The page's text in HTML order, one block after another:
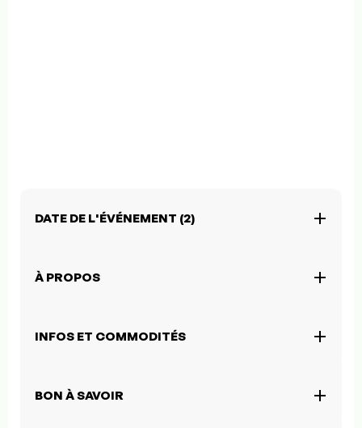
DATE DE L'ÉVÉNEMENT (2)
À PROPOS
INFOS ET COMMODITÉS
BON À SAVOIR